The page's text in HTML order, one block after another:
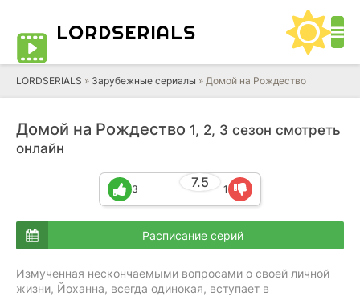
LORDSERIALS
LORDSERIALS » Зарубежные сериалы » Домой на Рождество
Домой на Рождество 1, 2, 3 сезон смотреть
онлайн
7.5
3 1
Расписание серий
Измученная нескончаемыми вопросами о своей личной
жизни, Йоханна, всегда одинокая, вступает в